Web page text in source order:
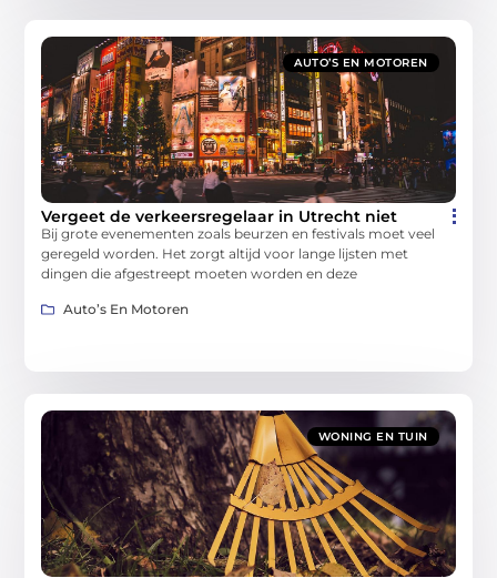
AUTO’S EN MOTOREN
Vergeet de verkeersregelaar in Utrecht niet
Bij grote evenementen zoals beurzen en festivals moet veel
geregeld worden. Het zorgt altijd voor lange lijsten met
dingen die afgestreept moeten worden en deze
Auto’s En Motoren
WONING EN TUIN